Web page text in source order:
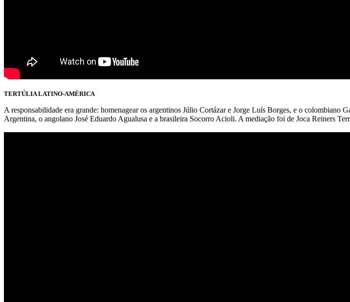
TERTÚLIA LATINO-AMÉRICA
A responsabilidade era grande: homenagear os argentinos Júlio Cortázar e Jorge Luís Borges, e o
Argentina, o angolano José Eduardo Agualusa e a brasileira Socorro Acioli. A mediação foi de Joca Reiners